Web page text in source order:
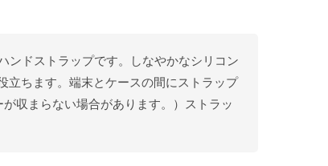
ンドストラップです。しなやかなシリコン
立ちます。端末とケースの間にストラップ
収まらない場合があります。）ストラッ